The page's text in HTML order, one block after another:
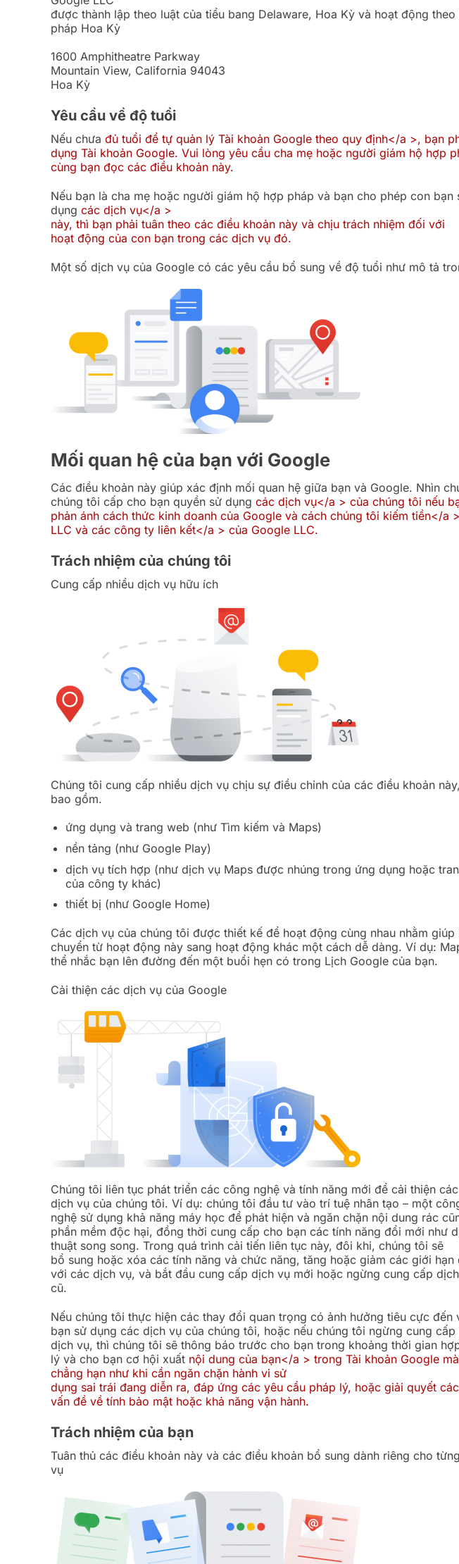
được thành lập theo luật của tiểu bang Delaware, Hoa Kỳ và hoạt động theo
pháp Hoa Kỳ
1600 Amphitheatre Parkway
Mountain View, California 94043
Hoa Kỳ
Yêu cầu về độ tuổi
Nếu chưa đủ tuổi để tự quản lý Tài khoản Google theo quy định</a >, bạn
dụng Tài khoản Google. Vui lòng yêu cầu cha mẹ hoặc người giám hộ hợp
cùng bạn đọc các điều khoản này.
Nếu bạn là cha mẹ hoặc người giám hộ hợp pháp và bạn cho phép con bạn
dụng các dịch vụ</a >
này, thì bạn phải tuân theo các điều khoản này và chịu trách nhiệm đối với
hoạt động của con bạn trong các dịch vụ đó.
Một số dịch vụ của Google có các yêu cầu bổ sung về độ tuổi như mô tả
Mối quan hệ của bạn với Google
Các điều khoản này giúp xác định mối quan hệ giữa bạn và Google. Nhìn
chúng tôi cấp cho bạn quyền sử dụng các dịch vụ</a > của chúng tôi nếu
phản ánh cách thức kinh doanh của Google và cách chúng tôi kiếm tiền</a
LLC và các công ty liên kết</a > của Google LLC.
Trách nhiệm của chúng tôi
Cung cấp nhiều dịch vụ hữu ích
Chúng tôi cung cấp nhiều dịch vụ chịu sự điều chỉnh của các điều khoản này,
bao gồm.
ứng dụng và trang web (như Tìm kiếm và Maps)
nền tảng (như Google Play)
dịch vụ tích hợp (như dịch vụ Maps được nhúng trong ứng dụng hoặc
của công ty khác)
thiết bị (như Google Home)
Các dịch vụ của chúng tôi được thiết kế để hoạt động cùng nhau nhằm giúp
chuyển từ hoạt động này sang hoạt động khác một cách dễ dàng. Ví dụ:
thể nhắc bạn lên đường đến một buổi hẹn có trong Lịch Google của bạn.
Cải thiện các dịch vụ của Google
Chúng tôi liên tục phát triển các công nghệ và tính năng mới để cải thiện các
dịch vụ của chúng tôi. Ví dụ: chúng tôi đầu tư vào trí tuệ nhân tạo – một
nghệ sử dụng khả năng máy học để phát hiện và ngăn chặn nội dung rác
phần mềm độc hại, đồng thời cung cấp cho bạn các tính năng đổi mới như
thuật song song. Trong quá trình cải tiến liên tục này, đôi khi, chúng tôi sẽ
bổ sung hoặc xóa các tính năng và chức năng, tăng hoặc giảm các giới hạn
với các dịch vụ, và bắt đầu cung cấp dịch vụ mới hoặc ngừng cung cấp
cũ.
Nếu chúng tôi thực hiện các thay đổi quan trọng có ảnh hưởng tiêu cực đến
bạn sử dụng các dịch vụ của chúng tôi, hoặc nếu chúng tôi ngừng cung cấp
dịch vụ, thì chúng tôi sẽ thông báo trước cho bạn trong khoảng thời gian
lý và cho bạn cơ hội xuất nội dung của bạn</a > trong Tài khoản Google
chẳng hạn như khi cần ngăn chặn hành vi sử
dụng sai trái đang diễn ra, đáp ứng các yêu cầu pháp lý, hoặc giải quyết các
vấn đề về tính bảo mật hoặc khả năng vận hành.
Trách nhiệm của bạn
Tuân thủ các điều khoản này và các điều khoản bổ sung dành riêng cho
vụ